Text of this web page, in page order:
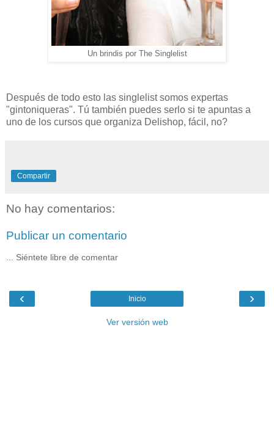
Un brindis por The Singlelist
Después de todo esto las singlelist somos expertas
"gintoniqueras". Tú también puedes serlo si te apuntas a
uno de los cursos que organiza Delishop, fácil, no?
Compartir
No hay comentarios:
Publicar un comentario
... Siéntete libre de comentar
‹ ›
Inicio
Ver versión web